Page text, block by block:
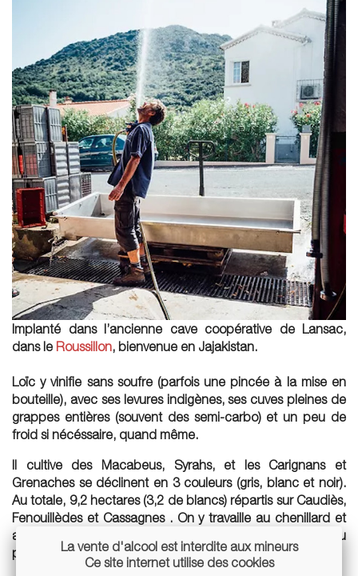
Implanté dans l’ancienne cave coopérative de Lansac,
dans le Roussillon, bienvenue en Jajakistan.
Loïc y vinifie sans soufre(parfois une pincée à la mise en
bouteille), avec ses levures indigènes, ses cuves pleines de
grappes entières (souvent des semi-carbo) et un peu de
froid si nécéssaire, quand même.
Il cultive des Macabeus, Syrahs, et les Carignans et
Grenaches se déclinent en 3 couleurs (gris, blanc et noir).
Au totale, 9,2 hectares (3,2 de blancs) répartis sur Caudiès,
Fenouillèdes et Cassagnes . On y travaille au chenillard et
au tracteur, avec un soin particulier aux travaux en vers (au
printemps). Les rendements sont bas, entre 20 et 30hl/ha.
La vente d'alcool est interdite aux mineurs
Ce site internet utilise des cookies